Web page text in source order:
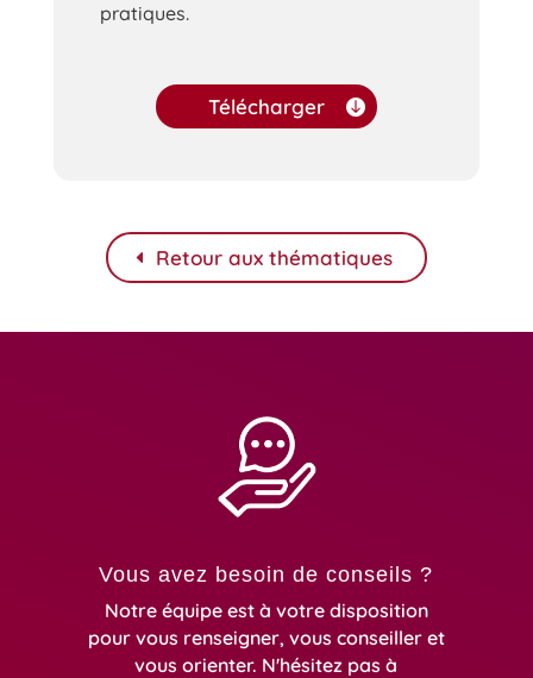
pratiques.
Télécharger
Retour aux thématiques
Vous avez besoin de conseils ?
Notre équipe est à votre disposition
pour vous renseigner, vous conseiller et
vous orienter. N'hésitez pas à